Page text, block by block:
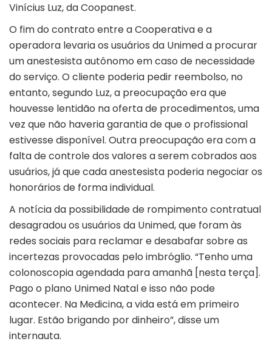
Vinícius Luz, da Coopanest.
O fim do contrato entre a Cooperativa e a
operadora levaria os usuários da Unimed a procurar
um anestesista autônomo em caso de necessidade
do serviço. O cliente poderia pedir reembolso, no
entanto, segundo Luz, a preocupação era que
houvesse lentidão na oferta de procedimentos, uma
vez que não haveria garantia de que o profissional
estivesse disponível. Outra preocupação era com a
falta de controle dos valores a serem cobrados aos
usuários, já que cada anestesista poderia negociar os
honorários de forma individual.
A notícia da possibilidade de rompimento contratual
desagradou os usuários da Unimed, que foram às
redes sociais para reclamar e desabafar sobre as
incertezas provocadas pelo imbróglio. “Tenho uma
colonoscopia agendada para amanhã [nesta terça].
Pago o plano Unimed Natal e isso não pode
acontecer. Na Medicina, a vida está em primeiro
lugar. Estão brigando por dinheiro”, disse um
internauta.